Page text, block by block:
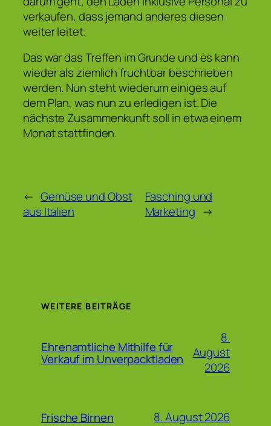
verkaufen, dass jemand anderes diesen
weiter leitet.
Das war das Treffen im Grunde und es kann
wieder als ziemlich fruchtbar beschrieben
werden. Nun steht wiederum einiges auf
dem Plan, was nun zu erledigen ist. Die
nächste Zusammenkunft soll in etwa einem
Monat stattfinden.
← Gemüse und Obst
aus Italien
Fasching und
Marketing →
WEITERE BEITRÄGE
Ehrenamtliche Mithilfe für
Verkauf im Unverpacktladen
8.
August
2026
Frische Birnen 8. August 2026